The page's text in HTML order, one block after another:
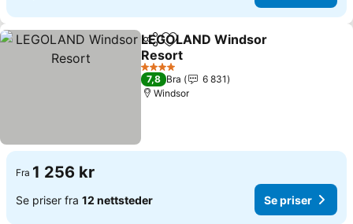
Del Legg til i favoritter
LEGOLAND Windsor
Resort
Se priser
4 Stjerner
7,8 Bra
6 831
Windsor
Fra 1 256 kr
Se priser fra 12 nettsteder Se priser